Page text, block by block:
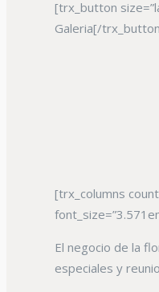
[trx_button
Galeria[/
[trx_columns
El negocio de la
especiales y